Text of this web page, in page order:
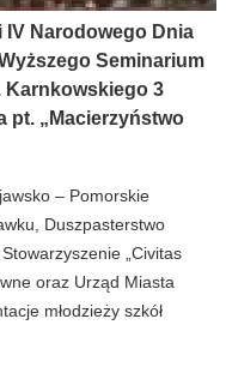
Narodowego Dnia
Seminarium
Karnkowskiego 3
pt. „Macierzyństwo
– Pomorskie
Duszpasterstwo
„Civitas
oraz Urząd Miasta
młodzieży szkół